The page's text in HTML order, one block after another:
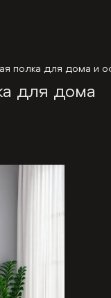
полка для дома и
для дома